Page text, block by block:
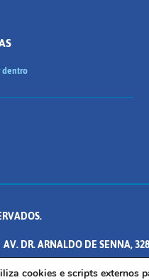
AV. DR. ARNALDO DE SENNA,
cookies e scripts externos